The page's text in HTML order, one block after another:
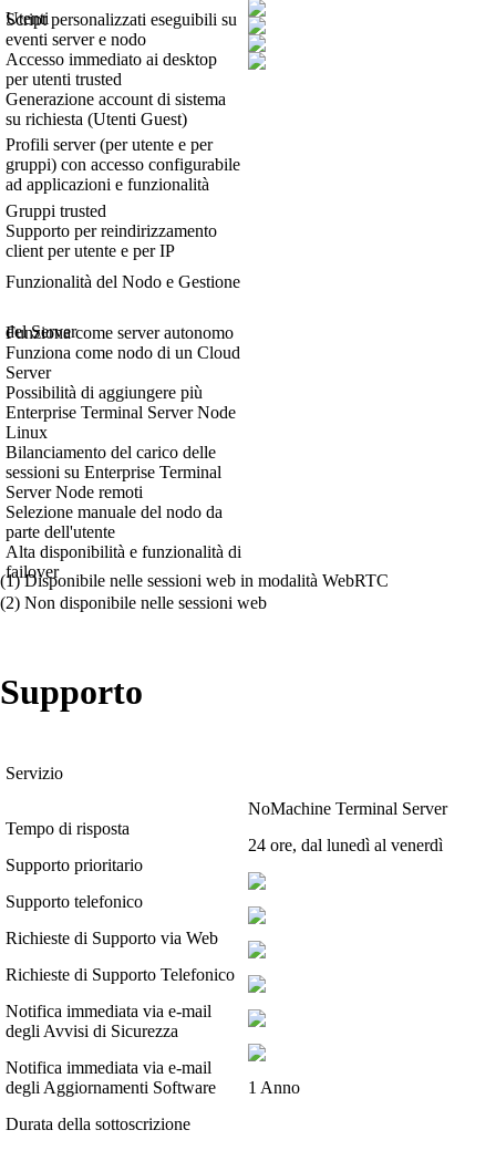
Utenti
Script personalizzati eseguibili su
eventi server e nodo
Accesso immediato ai desktop
per utenti trusted
Generazione account di sistema
su richiesta (Utenti Guest)
Profili server (per utente e per
gruppi) con accesso configurabile
ad applicazioni e funzionalità
Gruppi trusted
Supporto per reindirizzamento
client per utente e per IP
Funzionalità del Nodo e Gestione
del Server
Funziona come server autonomo
Funziona come nodo di un Cloud
Server
Possibilità di aggiungere più
Enterprise Terminal Server Node
Linux
Bilanciamento del carico delle
sessioni su Enterprise Terminal
Server Node remoti
Selezione manuale del nodo da
parte dell'utente
Alta disponibilità e funzionalità di
failover
(1) Disponibile nelle sessioni web in modalità WebRTC
(2) Non disponibile nelle sessioni web
Supporto
Servizio
Tempo di risposta
Supporto prioritario
Supporto telefonico
Richieste di Supporto via Web
Richieste di Supporto Telefonico
Notifica immediata via e-mail
degli Avvisi di Sicurezza
Notifica immediata via e-mail
degli Aggiornamenti Software
Durata della sottoscrizione
NoMachine Terminal Server
24 ore, dal lunedì al venerdì
1 Anno